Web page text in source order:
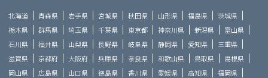
北海道 青森県 岩手県 宮城県 秋田県 山形県 福島県
茨城県
栃木県
群馬県 埼玉県 千葉県 東京都 神奈川県 新潟県
富山県
石川県
福井県 山梨県 長野県 岐阜県 静岡県 愛知県
三重県
滋賀県
京都府 大阪府 兵庫県 奈良県 和歌山県 鳥取県
島根県
岡山県
広島県 山口県 徳島県 香川県 愛媛県 高知県
福岡県